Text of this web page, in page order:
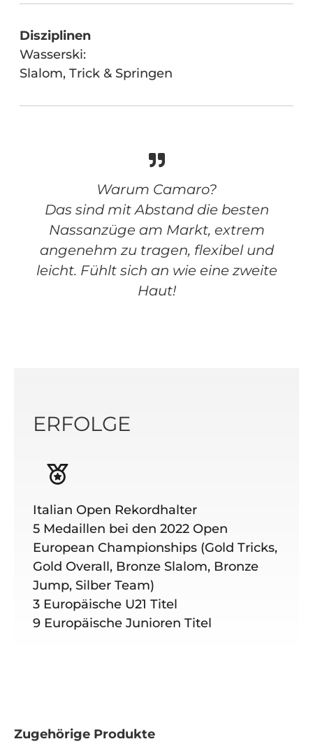
Disziplinen
Wasserski:
Slalom, Trick & Springen
Warum Camaro?
Das sind mit Abstand die besten
Nassanzüge am Markt, extrem
angenehm zu tragen, flexibel und
leicht. Fühlt sich an wie eine zweite
Haut!
ERFOLGE
Italian Open Rekordhalter
5 Medaillen bei den 2022 Open
European Championships (Gold Tricks,
Gold Overall, Bronze Slalom, Bronze
Jump, Silber Team)
3 Europäische U21 Titel
9 Europäische Junioren Titel
Zugehörige Produkte